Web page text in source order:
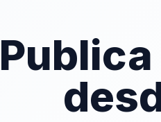
Publica